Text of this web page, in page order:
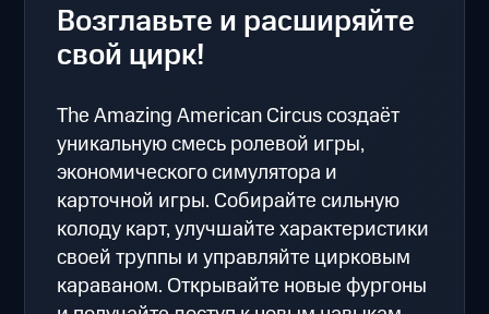
Возглавьте и расширяйте
свой цирк!
The Amazing American Circus создаёт
уникальную смесь ролевой игры,
экономического симулятора и
карточной игры. Собирайте сильную
колоду карт, улучшайте характеристики
своей труппы и управляйте цирковым
караваном. Открывайте новые фургоны